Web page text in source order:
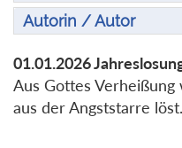
Autorin / Autor
01.01.2026
Aus Gottes
aus der Angststarre löst.